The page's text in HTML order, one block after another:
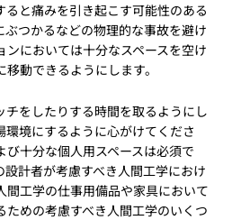
と痛みを引き起こす可能性のある
つかるなどの物理的な事故を避け
においては十分なスペースを空け
動できるようにします。
をしたりする時間を取るようにし
環境にするように心がけてくださ
十分な個人用スペースは必須で
計者が考慮すべき人間工学におけ
間工学の仕事用備品や家具において
めの考慮すべき人間工学のいくつ